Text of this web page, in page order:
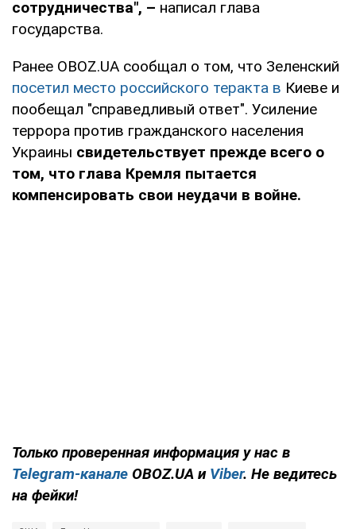
сотрудничества", – написал глава
государства.
Ранее OBOZ.UA сообщал о том, что Зеленский
посетил место российского теракта в Киеве и
пообещал "справедливый ответ". Усиление
террора против гражданского населения
Украины свидетельствует прежде всего о
том, что глава Кремля пытается
компенсировать свои неудачи в войне.
Только проверенная информация у нас в
Telegram-канале OBOZ.UA и Viber. Не ведитесь
на фейки!